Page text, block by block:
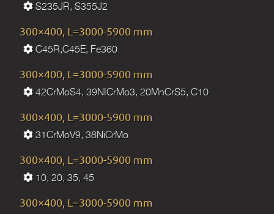
S235JR, S355J2
300×400, L=3000-5900 mm
C45R,C45E, Fe360
300×400, L=3000-5900 mm
42CrMoS4, 39NICrMo3, 20MnCrS5, C10
300×400, L=3000-5900 mm
31CrMoV9, 38NiCrMo
300×400, L=3000-5900 mm
10, 20, 35, 45
300×400, L=3000-5900 mm